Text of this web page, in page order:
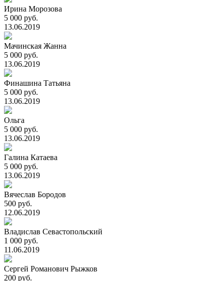
Ирина Морозова
5 000 руб.
13.06.2019
Мачинская Жанна
5 000 руб.
13.06.2019
Финашина Татьяна
5 000 руб.
13.06.2019
Ольга
5 000 руб.
13.06.2019
Галина Катаева
5 000 руб.
13.06.2019
Вячеслав Бородов
500 руб.
12.06.2019
Владислав Севастопольский
1 000 руб.
11.06.2019
Сергей Романович Рыжков
200 руб.